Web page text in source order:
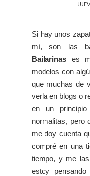
Si hay unos
mí, son las
Bailarinas es
modelos con
que muchas de
verla en blogs o
en un
normalitas, pero
me doy cuenta
compré en una
tiempo, y me
estoy